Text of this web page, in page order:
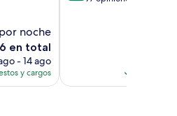
por noche
en total
- 14 ago
y cargos